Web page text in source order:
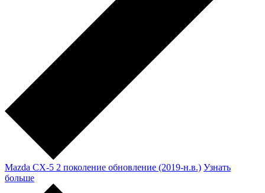
Mazda CX-5 2 поколение обновление (2019-н.в.) Узнать
больше